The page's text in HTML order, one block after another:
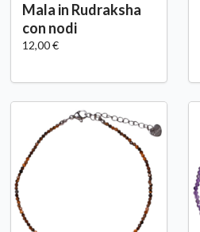
Mala in Rudraksha
con nodi
12,00 €